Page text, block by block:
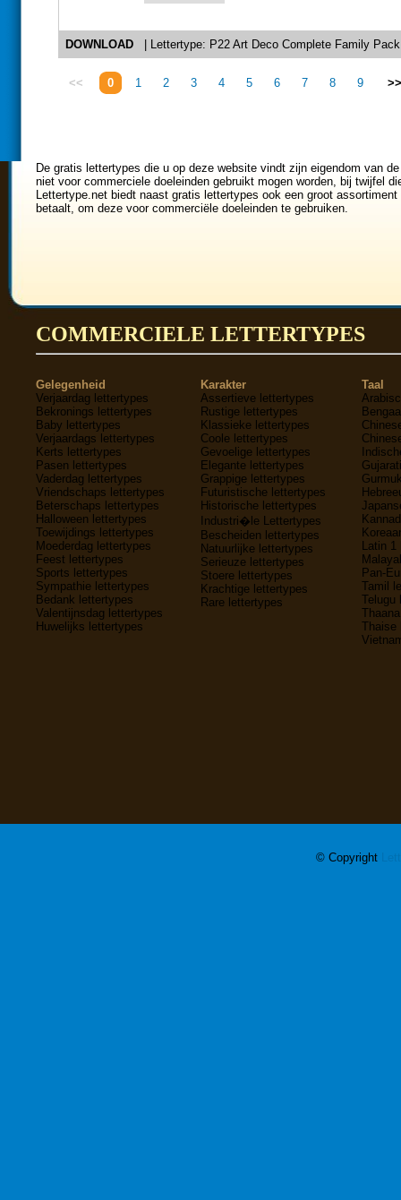
DOWNLOAD | Lettertype: P22 Art Deco Complete Family Pack
<< 0 1 2 3 4 5 6 7 8 9 >>
De gratis lettertypes die u op deze website vindt zijn eigendom van
niet voor commerciele doeleinden gebruikt mogen worden, bij twijfel
Lettertype.net biedt naast gratis lettertypes ook een groot
betaalt, om deze voor commerciële doeleinden te gebruiken.
COMMERCIELE LETTERTYPES
Gelegenheid
Verjaardag lettertypes
Bekronings lettertypes
Baby lettertypes
Verjaardags lettertypes
Kerts lettertypes
Pasen lettertypes
Vaderdag lettertypes
Vriendschaps lettertypes
Beterschaps lettertypes
Halloween lettertypes
Toewijdings lettertypes
Moederdag lettertypes
Feest lettertypes
Sports lettertypes
Sympathie lettertypes
Bedank lettertypes
Valentijnsdag lettertypes
Huwelijks lettertypes
Karakter
Assertieve lettertypes
Rustige lettertypes
Klassieke lettertypes
Coole lettertypes
Gevoelige lettertypes
Elegante lettertypes
Grappige lettertypes
Futuristische lettertypes
Historische lettertypes
Industri�le Lettertypes
Bescheiden lettertypes
Natuurlijke lettertypes
Serieuze lettertypes
Stoere lettertypes
Krachtige lettertypes
Rare lettertypes
Taal
Latin 1
Pan-
Tamil
Telugu
Thaise
© Copyright